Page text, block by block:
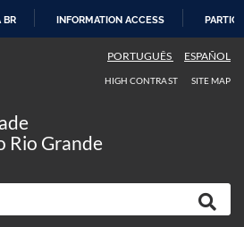
BR INFORMATION ACCESS
PORTUGUÊS ESPAÑOL
HIGH CONTRAST SITE MAP
Rio Grande